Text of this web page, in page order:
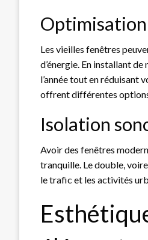
Les vieilles fenêtres
d’énergie. En installant
l’année tout en réduisant
offrent différentes
Isolation
Avoir des fenêtres
tranquille. Le double,
le trafic et les activités